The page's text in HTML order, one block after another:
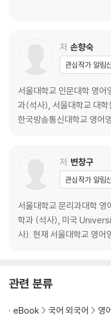
저 손향숙
관심작가 알림
서울대학교 인문대학 영어
과(석사), 서울대학교 대
한국방송통신대학교 영어
저 변창구
관심작가 알림
서울대학교 문리과대학 영
학과 (석사), 미국
사). 현재 서울대학교 영어
관련 분류
eBook 국어 외국어 영어